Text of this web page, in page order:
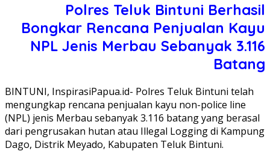
Polres Teluk Bintuni Berhasil
Bongkar Rencana Penjualan Kayu
NPL Jenis Merbau Sebanyak 3.116
Batang
BINTUNI, InspirasiPapua.id- Polres Teluk Bintuni telah
mengungkap rencana penjualan kayu non-police line
(NPL) jenis Merbau sebanyak 3.116 batang yang berasal
dari pengrusakan hutan atau Illegal Logging di Kampung
Dago, Distrik Meyado, Kabupaten Teluk Bintuni.